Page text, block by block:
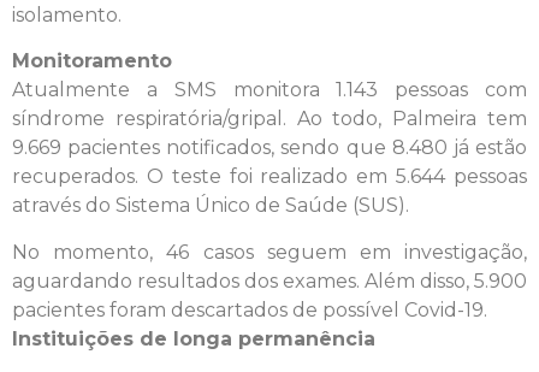
isolamento.
Monitoramento
Atualmente a SMS monitora 1.143 pessoas com
síndrome respiratória/gripal. Ao todo, Palmeira tem
9.669 pacientes notificados, sendo que 8.480 já estão
recuperados. O teste foi realizado em 5.644 pessoas
através do Sistema Único de Saúde (SUS).
No momento, 46 casos seguem em investigação,
aguardando resultados dos exames. Além disso, 5.900
pacientes foram descartados de possível Covid-19.
Instituições de longa permanência